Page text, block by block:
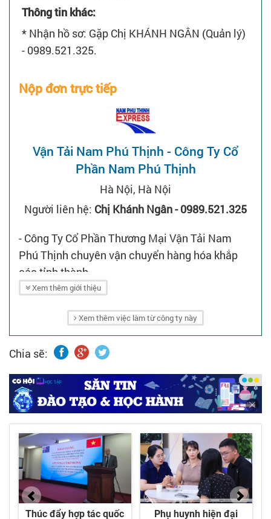
Thông tin khác:
* Nhận hồ sơ: Gặp Chị KHÁNH NGÂN (Quản lý)
- 0989.521.325.
Nộp đơn trực tiếp
Vận Tải Nam Phú Thịnh - Công Ty Cổ
Phần Nam Phú Thịnh
Hà Nội, Hà Nội
Người liên hệ: Chị Khánh Ngân - 0989.521.325
- Công Ty Cổ Phần Thương Mại Vận Tải Nam
Phú Thịnh chuyên vận chuyển hàng hóa khắp
các tỉnh thành.
- Vui lòng liên hệ: Chị Khánh Ngân
- Hoặc email: hoangkhuyen99hpl@gmail.com.
Xem thêm giới thiệu
Xem thêm việc làm từ công ty này
Chia sẽ: